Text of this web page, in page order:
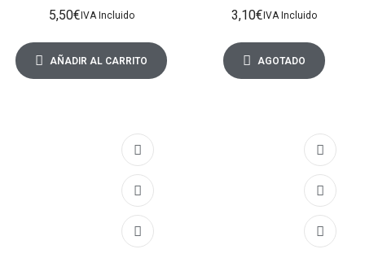
5,50€IVA Incluido
AÑADIR AL CARRITO
3,10€IVA Incluido
AGOTADO